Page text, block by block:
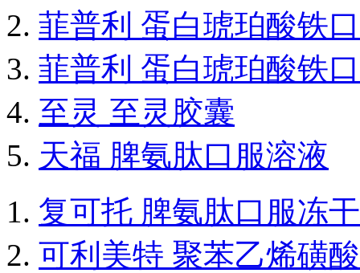
菲普利 蛋白琥珀酸铁
菲普利 蛋白琥珀酸铁
至灵 至灵胶囊
天福 脾氨肽口服溶液
复可托 脾氨肽口服冻
可利美特 聚苯乙烯磺